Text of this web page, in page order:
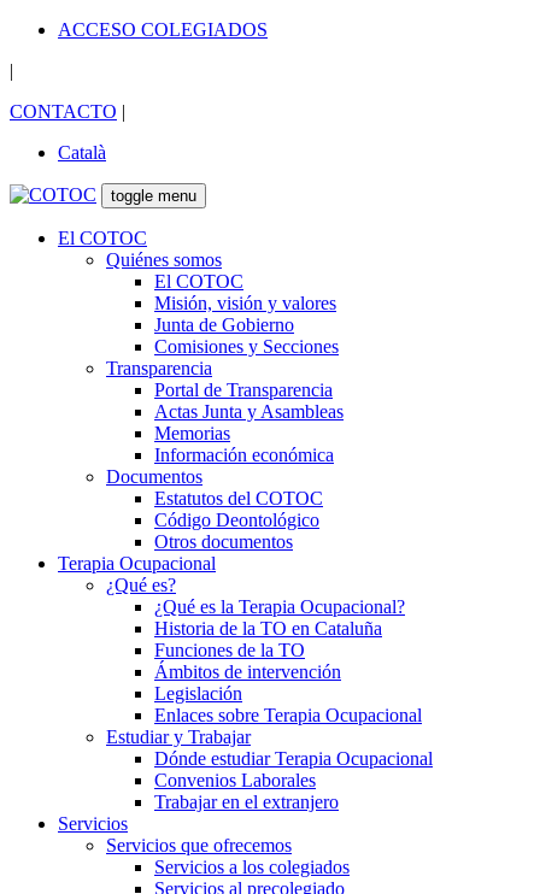
ACCESO COLEGIADOS
|
CONTACTO |
Català
toggle menu
El COTOC
Quiénes somos
El COTOC
Misión, visión y valores
Junta de Gobierno
Comisiones y Secciones
Transparencia
Portal de Transparencia
Actas Junta y Asambleas
Memorias
Información económica
Documentos
Estatutos del COTOC
Código Deontológico
Otros documentos
Terapia Ocupacional
¿Qué es?
¿Qué es la Terapia Ocupacional?
Historia de la TO en Cataluña
Funciones de la TO
Ámbitos de intervención
Legislación
Enlaces sobre Terapia Ocupacional
Estudiar y Trabajar
Dónde estudiar Terapia Ocupacional
Convenios Laborales
Trabajar en el extranjero
Servicios
Servicios que ofrecemos
Servicios a los colegiados
Servicios al precolegiado